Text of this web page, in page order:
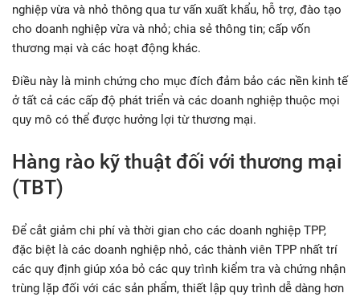
nghiệp vừa và nhỏ thông qua tư vấn xuất khẩu, hỗ trợ, đào tạo
cho doanh nghiệp vừa và nhỏ; chia sẻ thông tin; cấp vốn
thương mại và các hoạt động khác.
Điều này là minh chứng cho mục đích đảm bảo các nền kinh tế
ở tất cả các cấp độ phát triển và các doanh nghiệp thuộc mọi
quy mô có thể được hưởng lợi từ thương mại.
Hàng rào kỹ thuật đối với thương mại
(TBT)
Để cắt giảm chi phí và thời gian cho các doanh nghiệp TPP,
đặc biệt là các doanh nghiệp nhỏ, các thành viên TPP nhất trí
các quy định giúp xóa bỏ các quy trình kiểm tra và chứng nhận
trùng lặp đối với các sản phẩm, thiết lập quy trình dễ dàng hơn